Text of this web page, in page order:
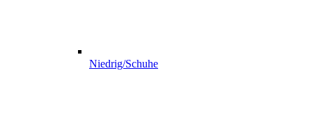
Niedrig/Schuhe